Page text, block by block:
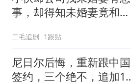
事，却得知未婚妻竟和别
二毛追剧 1跟贴
尼日尔后悔，重新跟中国
签约，三个绝不，追加10